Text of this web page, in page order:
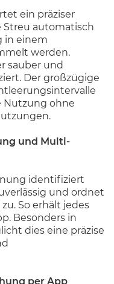
ein präziser
Streu automatisch
in einem
werden.
sauber und
Der großzügige
Nutzung ohne
und Multi-
identifiziert
und ordnet
So erhält jedes
Besonders in
dies eine präzise
per App